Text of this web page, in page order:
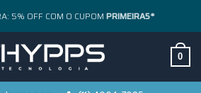
5% OFF COM O CUPOM PRIMEIRA5*
0